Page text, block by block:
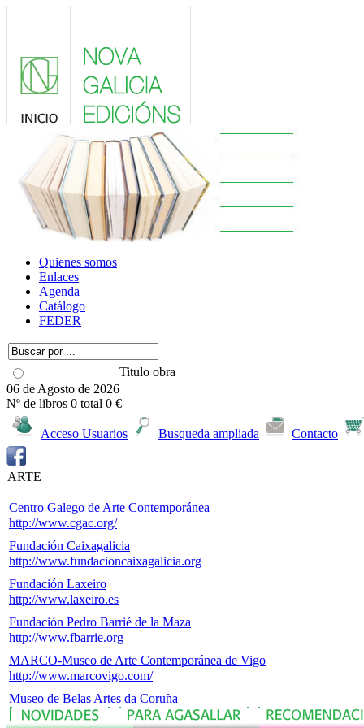
Quienes somos
Enlaces
Agenda
Catálogo
FEDER
Titulo obra
06 de Agosto de 2026
Nº de libros 0 total 0 €
Acceso Usuarios Busqueda ampliada Contacto
ARTE
Centro Galego de Arte Contemporánea
http://www.cgac.org/
Fundación Caixagalicia
http://www.fundacioncaixagalicia.org
Fundación Laxeiro
http://www.laxeiro.es
Fundación Pedro Barrié de la Maza
http://www.fbarrie.org
MARCO-Museo de Arte Contemporánea de Vigo
http://www.marcovigo.com/
Museo de Belas Artes da Coruña
http://museobelasartescoruna.xunta.es/default.jsp